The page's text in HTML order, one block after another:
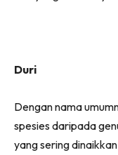
Duri
Dengan nama
spesies daripada
yang sering